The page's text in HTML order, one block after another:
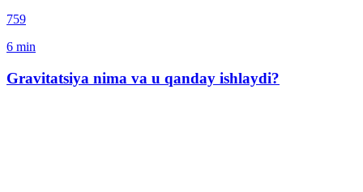
759
6 min
Gravitatsiya nima va u qanday ishlaydi?